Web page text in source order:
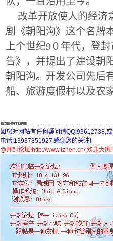
改革开放使人的经济
剧《朝阳沟》这个名牌
上个世纪9０年代，登
告》，并提出了建设朝
朝阳沟。开发公司先后
船、旅游度假村以及农
如您对网站有任何疑问请QQ:93612738,
电话:13937851927,感谢您的关注!
@开封论坛:http://www.izhen.cn/,欢迎大家